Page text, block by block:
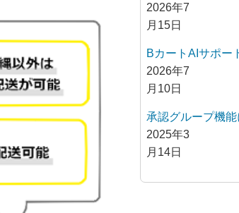
2026年7
月15日
BカートAIサポー
2026年7
月10日
承認グループ機
2025年3
月14日